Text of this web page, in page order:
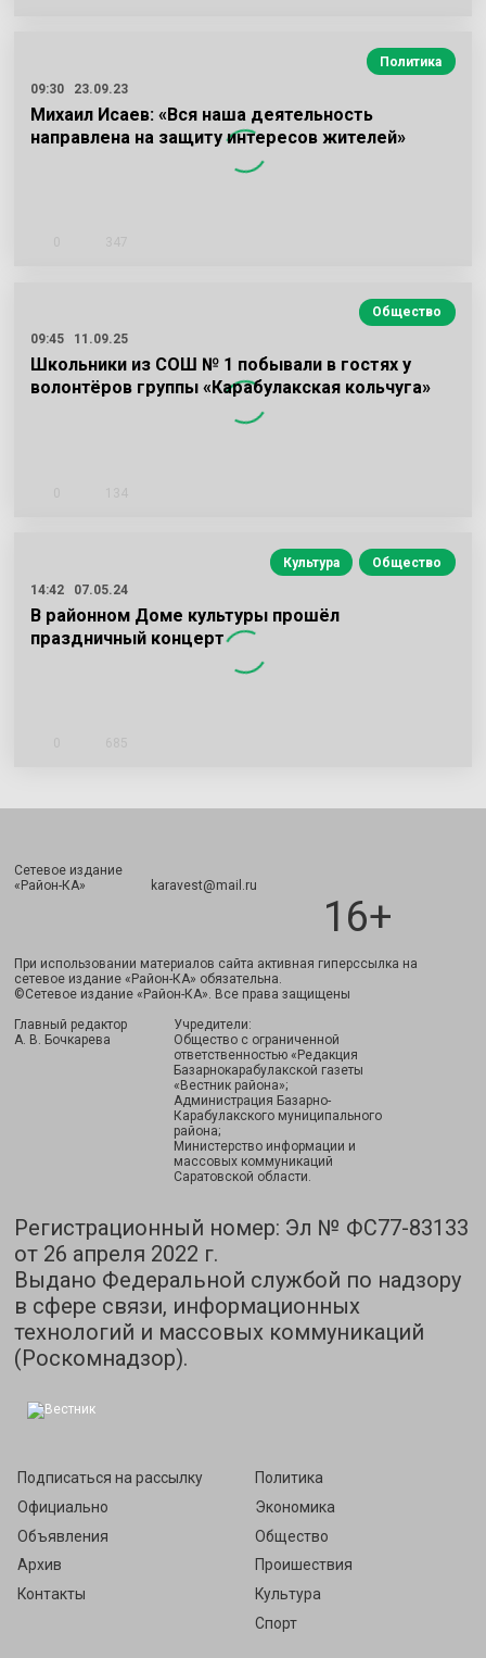
Политика
09:30
23.09.23
Михаил Исаев: «Вся наша деятельность
направлена на защиту интересов жителей»
Общество
09:45
11.09.25
Школьники из СОШ № 1 побывали в гостях у
волонтёров группы «Карабулакская кольчуга»
Культура
Общество
14:42
07.05.24
В районном Доме культуры прошёл
праздничный концерт
Сетевое издание
«Район-КА» karavest@mail.ru
16+
При использовании материалов сайта активная гиперссылка на
сетевое издание «Район-КА» обязательна.
©Сетевое издание «Район-КА». Все права защищены
Главный редактор
А. В. Бочкарева
Учредители:
Общество с ограниченной
ответственностью «Редакция
Базарнокарабулакской газеты
«Вестник района»;
Администрация Базарно-
Карабулакского муниципального
района;
Министерство информации и
массовых коммуникаций
Саратовской области.
Регистрационный номер: Эл № ФС77-83133
от 26 апреля 2022 г.
Выдано Федеральной службой по надзору
в сфере связи, информационных
технологий и массовых коммуникаций
(Роскомнадзор).
Подписаться на рассылку
Официально
Объявления
Архив
Контакты
Политика
Экономика
Общество
Проишествия
Культура
Спорт
Подписаться